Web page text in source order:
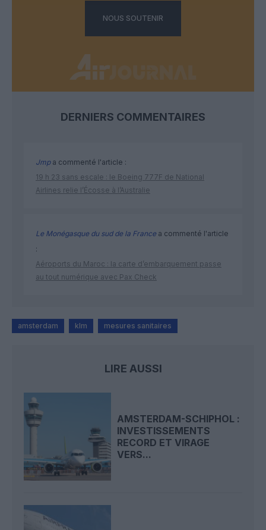
NOUS SOUTENIR
DERNIERS COMMENTAIRES
Jmpa commenté l'article :
19 h 23 sans escale : le Boeing 777F de National
Airlines relie l’Écosse à l’Australie
Le Monégasque du sud de la Francea commenté l'article
:
Aéroports du Maroc : la carte d’embarquement passe
au tout numérique avec Pax Check
amsterdam klm mesures sanitaires
LIRE AUSSI
AMSTERDAM-SCHIPHOL :
INVESTISSEMENTS
RECORD ET VIRAGE
VERS...